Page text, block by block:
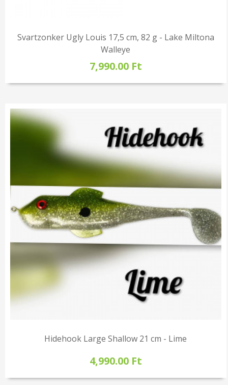
Svartzonker Ugly Louis 17,5 cm, 82 g - Lake Miltona
Walleye
7,990.00 Ft
Hidehook Large Shallow 21 cm - Lime
4,990.00 Ft